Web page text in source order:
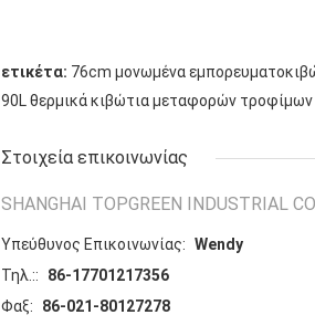
ετικέτα: 76cm μονωμένα
90L θερμικά κιβώτια μεταφορών τροφίμων
Στοιχεία επικοινωνίας
SHANGHAI TOPGREEN INDUSTRIAL
Υπεύθυνος Επικοινωνίας: Wendy
Τηλ.::
86-17701217356
Φαξ:
86-021-80127278